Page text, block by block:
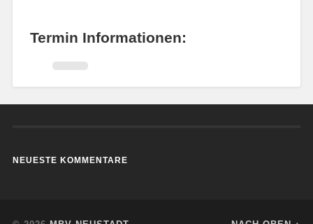
Termin Informationen:
NEUESTE KOMMENTARE